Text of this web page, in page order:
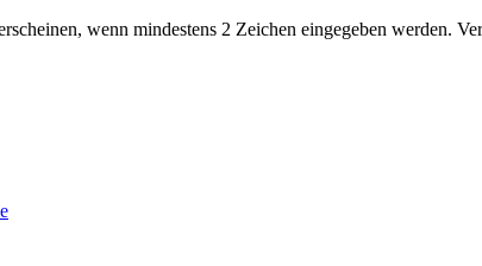
wenn mindestens 2 Zeichen eingegeben werden.